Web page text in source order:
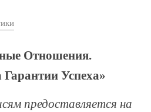
Отношения.
Успеха»
предоставляется на